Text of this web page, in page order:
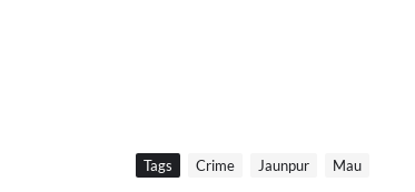
Tags Crime Jaunpur Mau